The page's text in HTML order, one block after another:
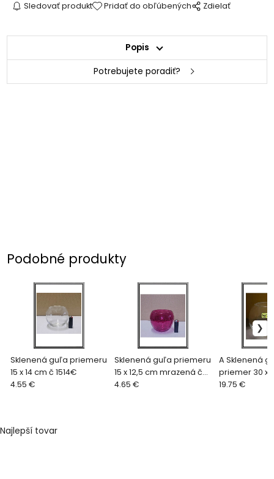
Sledovať produkt Pridať do obľúbených Zdielať
Popis
Potrebujete poradiť?
Podobné produkty
Sklenená guľa priemeru
15 x 14 cm č 1514€
4.55 €
Sklenená guľa priemeru
15 x 12,5 cm mrazená č
1512ružová
4.65 €
A Sklenená
priemer 30 x
č.23-LA17-106
19.75 €
Najlepší tovar